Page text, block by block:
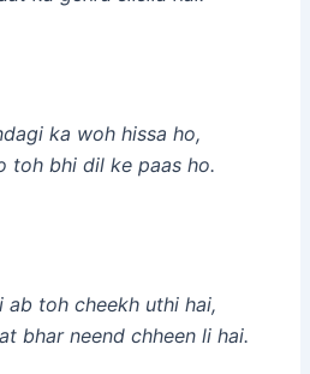
ka woh hissa ho,
toh bhi dil ke paas ho.
ab toh cheekh uthi hai,
bhar neend chheen li hai.